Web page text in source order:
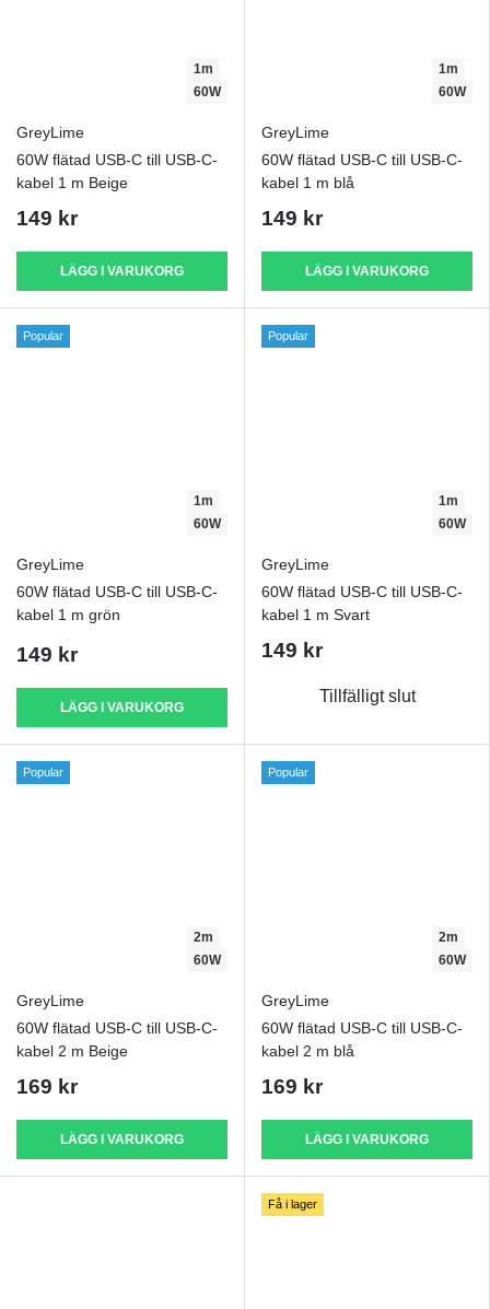
1m
60W
GreyLime
60W flätad USB-C till USB-C-
kabel 1 m Beige
149 kr
LÄGG I VARUKORG
1m
60W
GreyLime
60W flätad USB-C till USB-C-
kabel 1 m blå
149 kr
LÄGG I VARUKORG
Popular
1m
60W
GreyLime
60W flätad USB-C till USB-C-
kabel 1 m grön
149 kr
LÄGG I VARUKORG
Popular
1m
60W
GreyLime
60W flätad USB-C till USB-C-
kabel 1 m Svart
149 kr
Tillfälligt slut
Popular
2m
60W
GreyLime
60W flätad USB-C till USB-C-
kabel 2 m Beige
169 kr
LÄGG I VARUKORG
Popular
2m
60W
GreyLime
60W flätad USB-C till USB-C-
kabel 2 m blå
169 kr
LÄGG I VARUKORG
Få i lager